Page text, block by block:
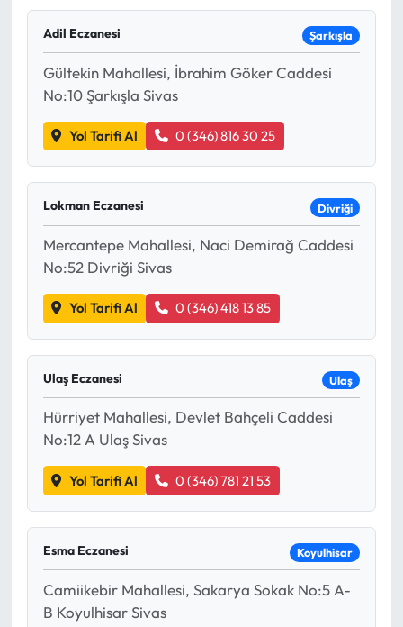
Adil Eczanesi Şarkışla
Gültekin Mahallesi, İbrahim Göker Caddesi
No:10 Şarkışla Sivas
Yol Tarifi Al 0 (346) 816 30 25
Lokman Eczanesi Divriği
Mercantepe Mahallesi, Naci Demirağ Caddesi
No:52 Divriği Sivas
Yol Tarifi Al 0 (346) 418 13 85
Ulaş Eczanesi Ulaş
Hürriyet Mahallesi, Devlet Bahçeli Caddesi
No:12 A Ulaş Sivas
Yol Tarifi Al 0 (346) 781 21 53
Esma Eczanesi Koyulhisar
Camiikebir Mahallesi, Sakarya Sokak No:5 A-
B Koyulhisar Sivas